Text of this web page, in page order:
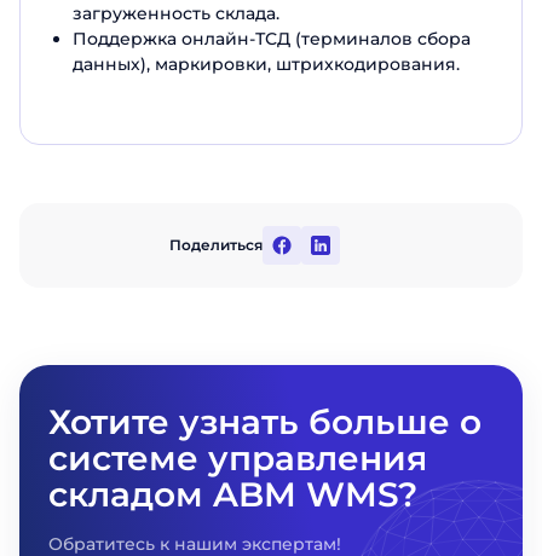
загруженность склада.
Поддержка онлайн-ТСД (терминалов сбора
данных), маркировки, штрихкодирования.
Поделиться
Хотите узнать больше о
системе управления
складом ABM WMS?
Обратитесь к нашим экспертам!